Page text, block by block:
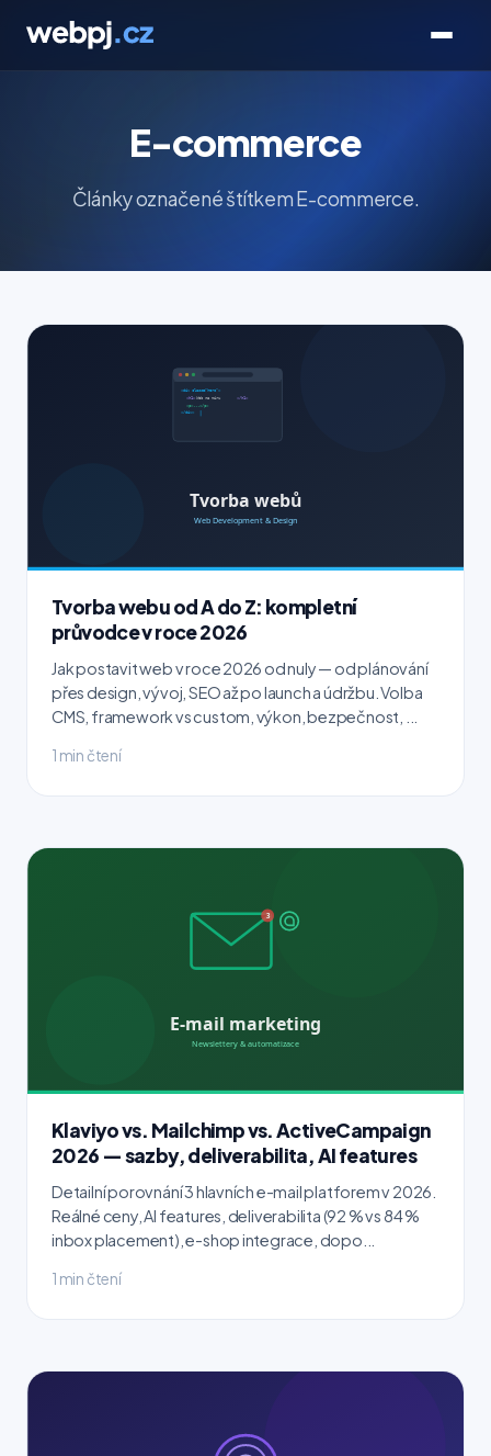
E-commerce
Články označené štítkem E-commerce.
Tvorba webu od A do Z: kompletní
průvodce v roce 2026
Jak postavit web v roce 2026 od nuly — od plánování
přes design, vývoj, SEO až po launch a údržbu. Volba
CMS, framework vs custom, výkon, bezpečnost, ...
1 min čtení
Klaviyo vs. Mailchimp vs. ActiveCampaign
2026 — sazby, deliverabilita, AI features
Detailní porovnání 3 hlavních e-mail platforem v 2026.
Reálné ceny, AI features, deliverabilita (92 % vs 84 %
inbox placement), e-shop integrace, dopo...
1 min čtení